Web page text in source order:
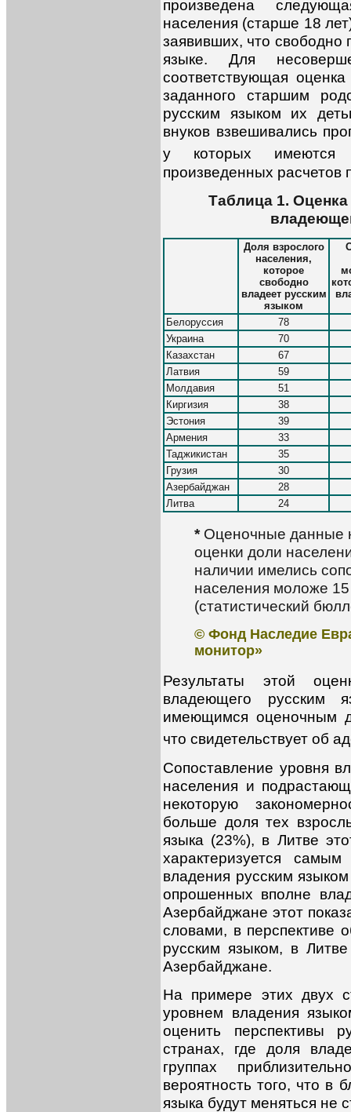
произведена
населения (старше 18
заявивших, что свободно
языке. Для
соответствующая
заданного старшим
русским языком их
внуков взвешивались
у которых
произведенных расчетов
Таблица 1.
Доля взрослого
населения,
которое
свободно
владеет русским
языком
Белоруссия
78
Украина
70
Казахстан
67
Латвия
59
Молдавия
51
Киргизия
38
Эстония
39
Армения
33
Таджикистан
35
Грузия
30
Азербайджан
28
Литва
24
* Оценочные данные
оценки доли
наличии имелись
населения моложе
(статистический
© Фонд Наследие
монитор»
Результаты этой
владеющего русским
имеющимся оценочным
что свидетельствует об
Сопоставление уровня
населения и
некоторую
больше доля тех
языка (23%), в Литве
характеризуется
владения русским
опрошенных вполне
Азербайджане этот
словами, в перспективе
русским языком, в
Азербайджане.
На примере этих двух
уровнем владения
оценить перспективы
странах, где доля
группах
вероятность того, что в
языка будут меняться не